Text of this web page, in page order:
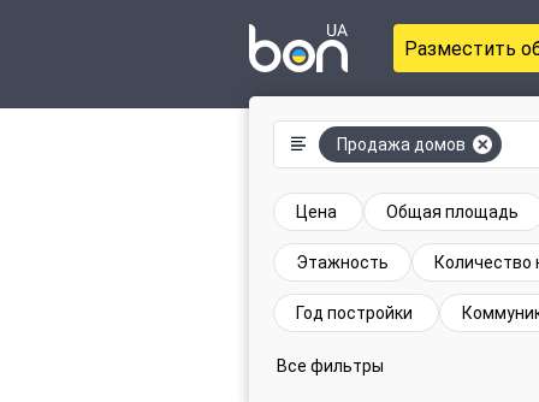
Разместить
Продажа домов
Цена Общая площадь
Этажность Количество
Год постройки
Все фильтры